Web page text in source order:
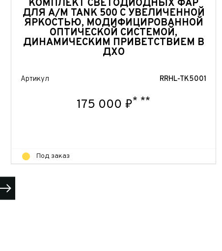
КОМПЛЕКТ СВЕТОДИОДНЫХ ФАР
ДЛЯ А/М TANK 500 С УВЕЛИЧЕННОЙ
ЯРКОСТЬЮ, МОДИФИЦИРОВАННОЙ
ОПТИЧЕСКОЙ СИСТЕМОЙ,
ДИНАМИЧЕСКИМ ПРИВЕТСТВИЕМ В
ДХО
Артикул RRHL-TK5001
175 000 ₽* **
Под заказ